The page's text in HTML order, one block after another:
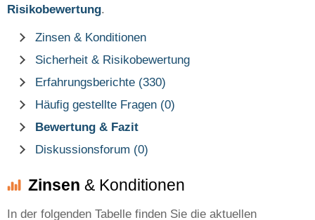
Risikobewertung.
Zinsen & Konditionen
Sicherheit & Risikobewertung
Erfahrungsberichte (330)
Häufig gestellte Fragen (0)
Bewertung & Fazit
Diskussionsforum (0)
Zinsen & Konditionen
In der folgenden Tabelle finden Sie die aktuellen